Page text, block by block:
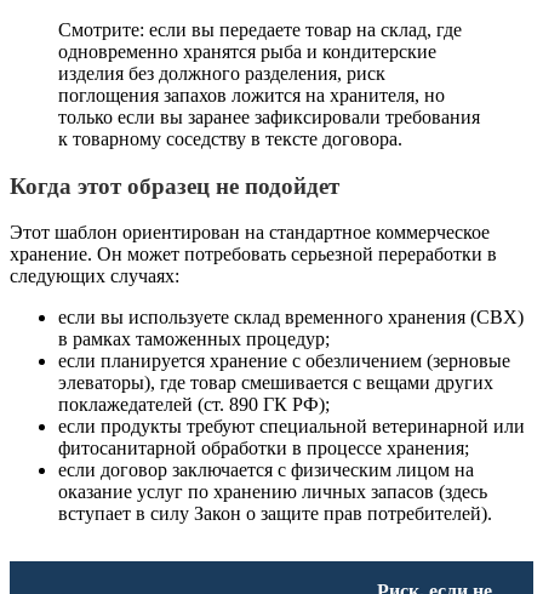
Смотрите: если вы передаете товар на склад, где
одновременно хранятся рыба и кондитерские
изделия без должного разделения, риск
поглощения запахов ложится на хранителя, но
только если вы заранее зафиксировали требования
к товарному соседству в тексте договора.
Когда этот образец не подойдет
Этот шаблон ориентирован на стандартное коммерческое
хранение. Он может потребовать серьезной переработки в
следующих случаях:
если вы используете склад временного хранения (СВХ)
в рамках таможенных процедур;
если планируется хранение с обезличением (зерновые
элеваторы), где товар смешивается с вещами других
поклажедателей (ст. 890 ГК РФ);
если продукты требуют специальной ветеринарной или
фитосанитарной обработки в процессе хранения;
если договор заключается с физическим лицом на
оказание услуг по хранению личных запасов (здесь
вступает в силу Закон о защите прав потребителей).